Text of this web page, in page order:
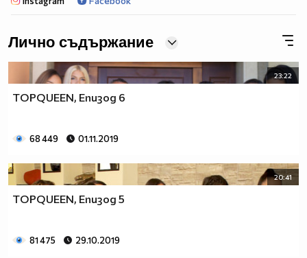
Лично съдържание
23:22
TOPQUEEN, Епизод 6
68 449 01.11.2019
20:41
TOPQUEEN, Епизод 5
81 475 29.10.2019